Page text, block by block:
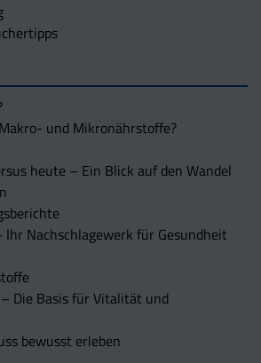
und Mikronährstoffe?
heute – Ein Blick auf den Wandel
Nachschlagewerk für Gesundheit
Die Basis für Vitalität und
bewusst erleben